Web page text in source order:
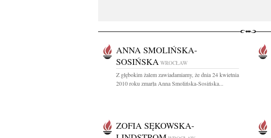
ANNA SMOLIŃSKA-
SOSIŃSKA WROCŁAW
Z głębokim żalem zawiadamiamy, że dnia 24 kwietnia
2010 roku zmarła Anna Smolińska-Sosińska...
ZOFIA SĘKOWSKA-